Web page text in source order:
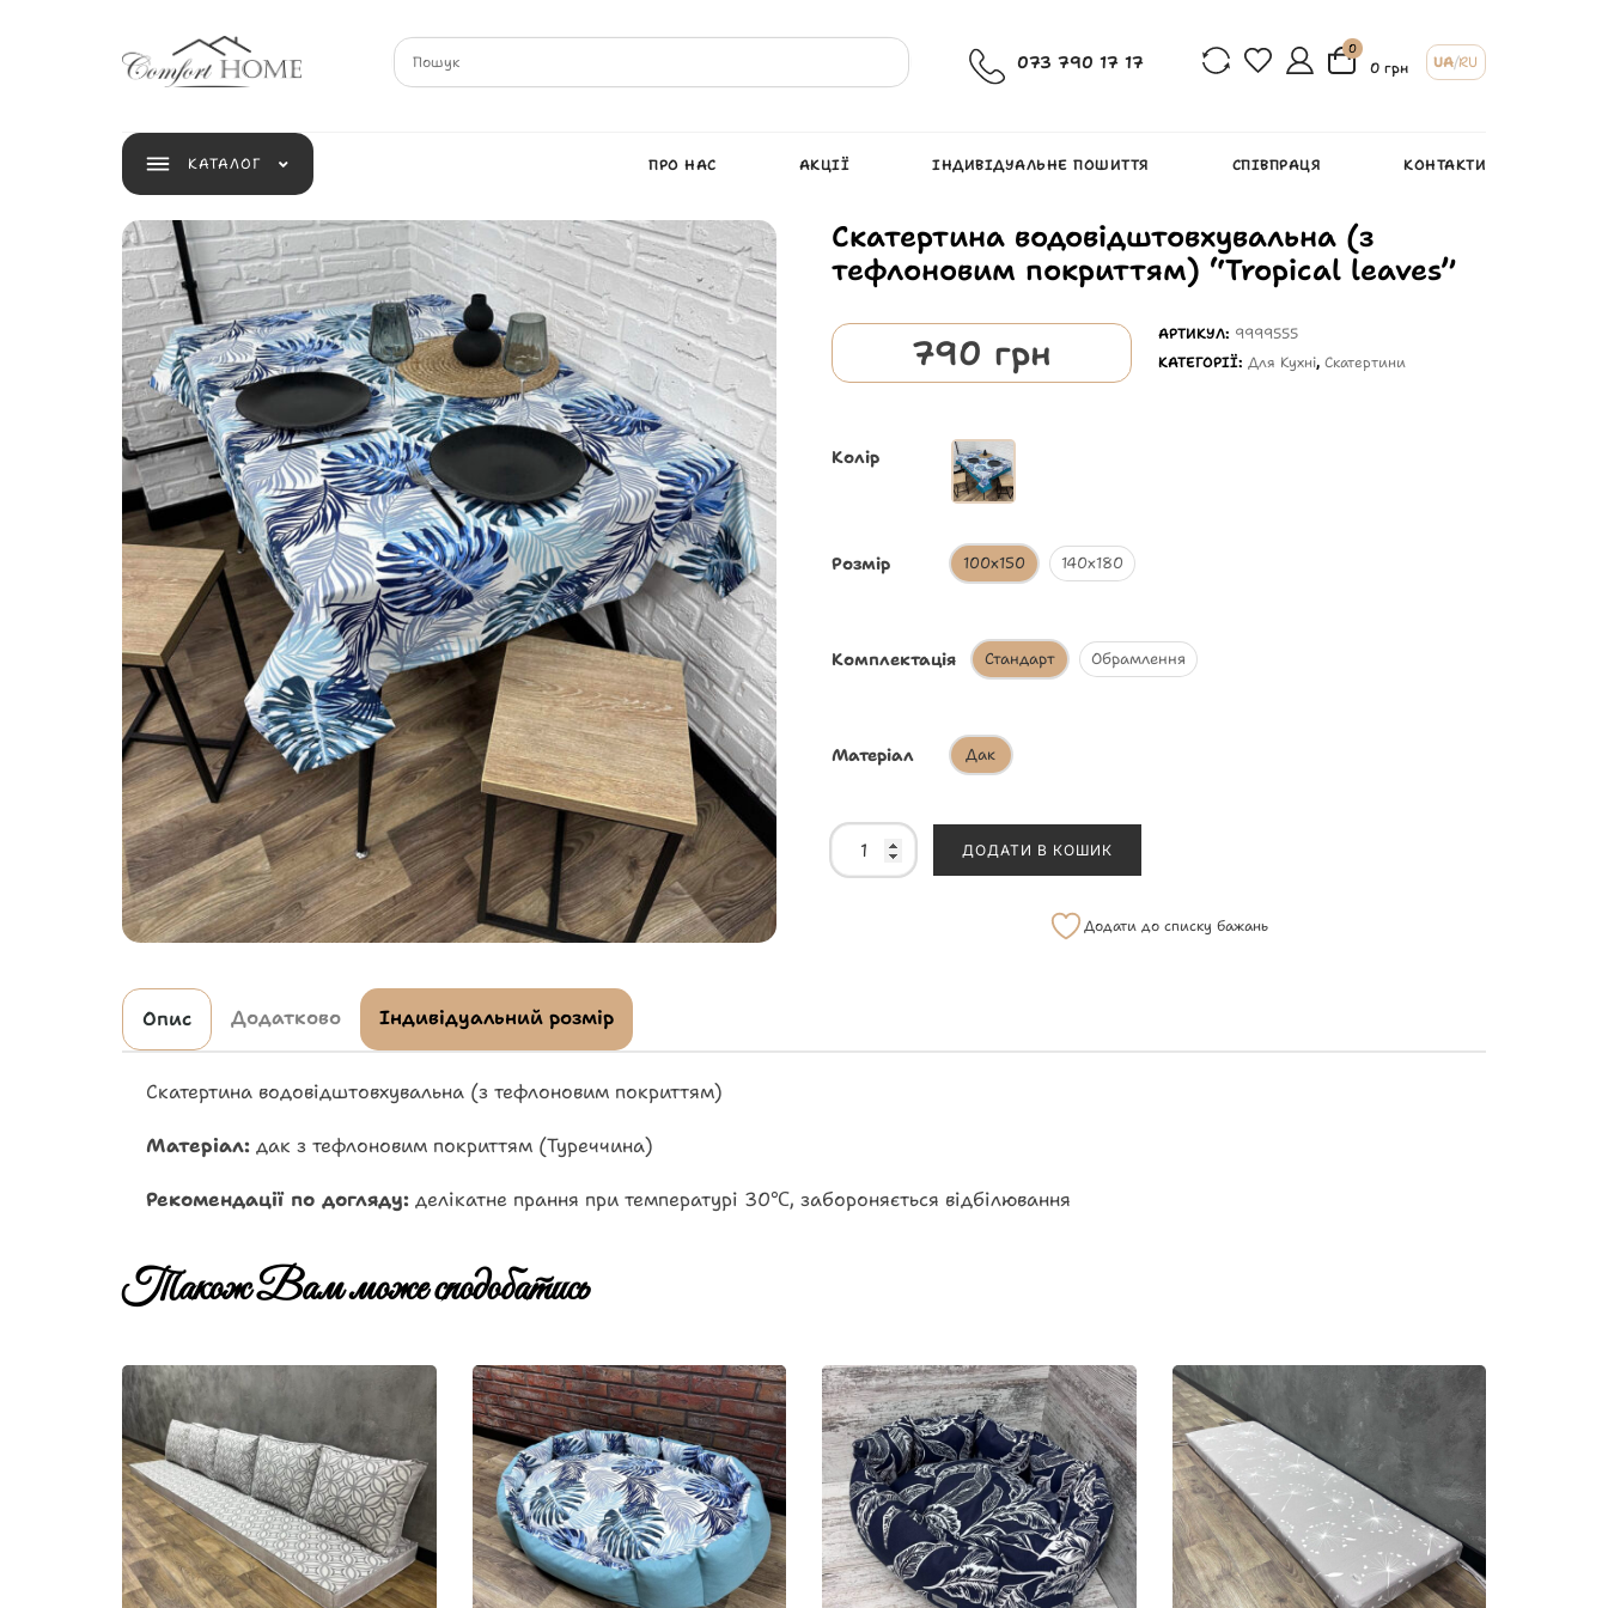
073 790 17 17
0
0 грн UA/RU
КАТАЛОГ ПРО НАС АКЦІЇ ІНДИВІДУАЛЬНЕ ПОШИТТЯ СПІВПРАЦЯ КОНТАКТИ
Скатертина водовідштовхувальна (з
тефлоновим покриттям) “Tropical leaves”
790 грн АРТИКУЛ: 9999555
КАТЕГОРІЇ:Для Кухні,Скатертини
Колір
Розмір 100х150 140х180
Комплектація Стандарт Обрамлення
Матеріал Дак
ДОДАТИ В КОШИК
Додати до списку бажань
Опис Додатково Індивідуальний розмір
Скатертина водовідштовхувальна (з тефлоновим покриттям)
Матеріал: дак з тефлоновим покриттям (Туреччина)
Рекомендації по догляду: делікатне прання при температурі 30℃, забороняється відбілювання
Також Вам може сподобатись